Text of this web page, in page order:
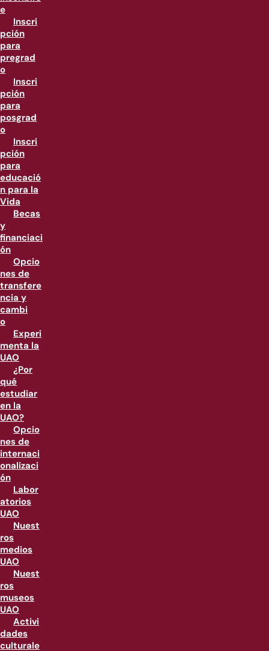
e
Inscri
pción
para
pregrad
o
Inscri
pción
para
posgrad
o
Inscri
pción
para
educació
n para la
Vida
Becas
y
financiaci
ón
Opcio
nes de
transfere
ncia y
cambi
o
Experi
menta la
UAO
¿Por
qué
estudiar
en la
UAO?
Opcio
nes de
internaci
onalizaci
ón
Labor
atorios
UAO
Nuest
ros
medios
UAO
Nuest
ros
museos
UAO
Activi
dades
culturale